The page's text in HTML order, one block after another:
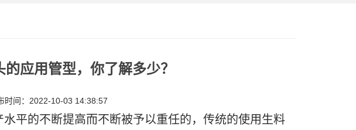
应用管型，你了解多少？
时间：2022-10-03 14:38:57
平的不断提高而不断被予以重任的，传统的使用生料